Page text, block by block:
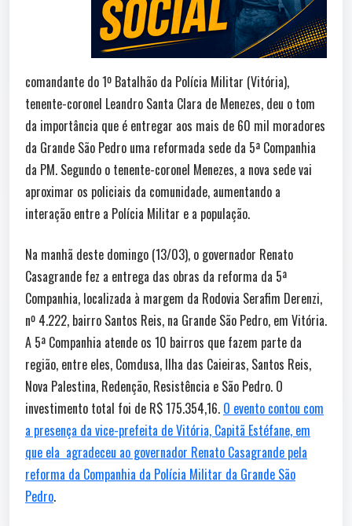
comandante do 1º Batalhão da Polícia Militar (Vitória),
tenente-coronel Leandro Santa Clara de Menezes, deu o tom
da importância que é entregar aos mais de 60 mil moradores
da Grande São Pedro uma reformada sede da 5ª Companhia
da PM. Segundo o tenente-coronel Menezes, a nova sede vai
aproximar os policiais da comunidade, aumentando a
interação entre a Polícia Militar e a população.
Na manhã deste domingo (13/03), o governador Renato
Casagrande fez a entrega das obras da reforma da 5ª
Companhia, localizada à margem da Rodovia Serafim Derenzi,
nº 4.222, bairro Santos Reis, na Grande São Pedro, em Vitória.
A 5ª Companhia atende os 10 bairros que fazem parte da
região, entre eles, Comdusa, Ilha das Caieiras, Santos Reis,
Nova Palestina, Redenção, Resistência e São Pedro. O
investimento total foi de R$ 175.354,16. O evento contou com
a presença da vice-prefeita de Vitória, Capitã Estéfane, em
que ela agradeceu ao governador Renato Casagrande pela
reforma da Companhia da Polícia Militar da Grande São
Pedro.